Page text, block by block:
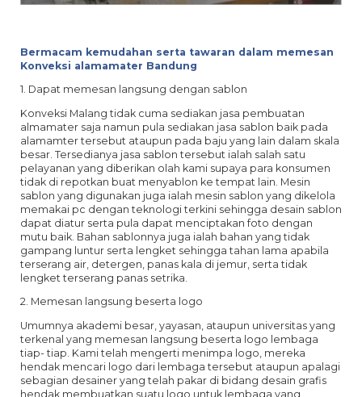
Bermacam kemudahan serta tawaran dalam memesan
Konveksi alamamater Bandung
1. Dapat memesan langsung dengan sablon
Konveksi Malang tidak cuma sediakan jasa pembuatan
almamater saja namun pula sediakan jasa sablon baik pada
alamamter tersebut ataupun pada baju yang lain dalam skala
besar. Tersedianya jasa sablon tersebut ialah salah satu
pelayanan yang diberikan olah kami supaya para konsumen
tidak di repotkan buat menyablon ke tempat lain. Mesin
sablon yang digunakan juga ialah mesin sablon yang dikelola
memakai pc dengan teknologi terkini sehingga desain sablon
dapat diatur serta pula dapat menciptakan foto dengan
mutu baik. Bahan sablonnya juga ialah bahan yang tidak
gampang luntur serta lengket sehingga tahan lama apabila
terserang air, detergen, panas kala di jemur, serta tidak
lengket terserang panas setrika.
2. Memesan langsung beserta logo
Umumnya akademi besar, yayasan, ataupun universitas yang
terkenal yang memesan langsung beserta logo lembaga
tiap- tiap. Kami telah mengerti menimpa logo, mereka
hendak mencari logo dari lembaga tersebut ataupun apalagi
sebagian desainer yang telah pakar di bidang desain grafis
hendak membuatkan suatu logo untuk lembaga yang